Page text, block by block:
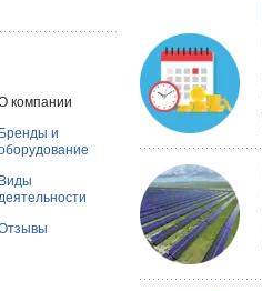
компании
Бренды и
Виды